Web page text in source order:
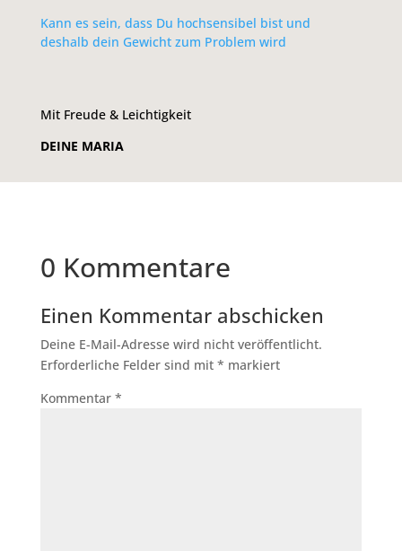
Kann es sein, dass Du hochsensibel bist und
deshalb dein Gewicht zum Problem wird
Mit Freude & Leichtigkeit
DEINE MARIA
0 Kommentare
Einen Kommentar abschicken
Deine E-Mail-Adresse wird nicht veröffentlicht.
Erforderliche Felder sind mit * markiert
Kommentar *